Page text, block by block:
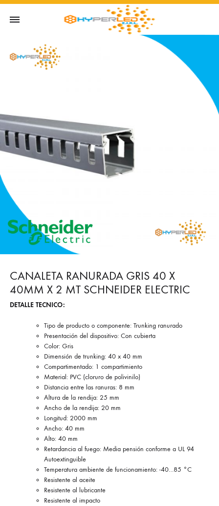
CANALETA RANURADA GRIS 40 X
40MM X 2 MT SCHNEIDER ELECTRIC
DETALLE TECNICO:
Tipo de producto o componente: Trunking ranurado
Presentación del dispositivo: Con cubierta
Color: Gris
Dimensión de trunking: 40 x 40 mm
Compartimentado: 1 compartimiento
Material: PVC (cloruro de polivinilo)
Distancia entre las ranuras: 8 mm
Altura de la rendija: 25 mm
Ancho de la rendija: 20 mm
Longitud: 2000 mm
Ancho: 40 mm
Alto: 40 mm
Retardancia al fuego: Media pensión conforme a UL 94
Autoextinguible
Temperatura ambiente de funcionamiento: -40…85 °C
Resistente al aceite
Resistente al lubricante
Resistente al impacto